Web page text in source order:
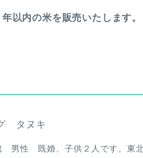
以内の米を販売いたします。
タヌキ
男性 既婚、子供２人です。東北